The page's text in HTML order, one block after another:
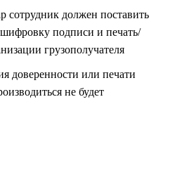
сотрудник должен поставить
подписи и печать/
грузополучателя
доверенности или печати
не будет